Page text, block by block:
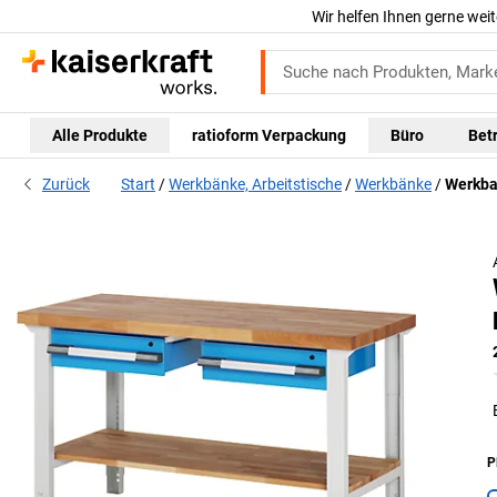
Wir helfen Ihnen gerne
Alle Produkte ratioform Verpackung Büro
Zurück Start Werkbänke, Arbeitstische Werkbänke